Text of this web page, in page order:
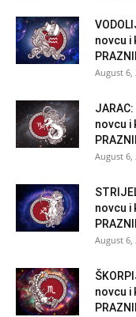
novcu i
August 6,
novcu i
August 6,
novcu i
August 6,
novcu i